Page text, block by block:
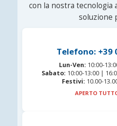
con la nostra tecnologia
soluzione
Telefono: +39
Lun-Ven: 10:00-
Sabato: 10:00-13:00 |
Festivi: 10.00-
APERTO